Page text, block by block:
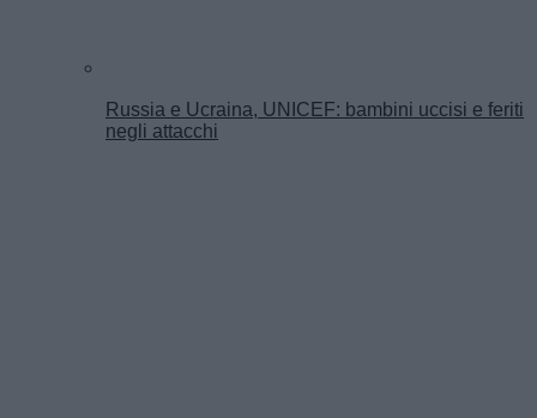
Russia e Ucraina, UNICEF: bambini uccisi e feriti
negli attacchi